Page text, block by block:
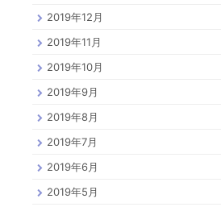
2019年12月
2019年11月
2019年10月
2019年9月
2019年8月
2019年7月
2019年6月
2019年5月